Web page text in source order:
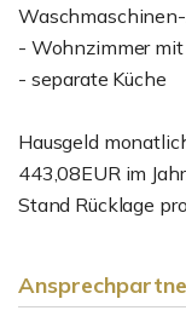
- Wohnzimmer
- separate Küche
Hausgeld
443,08EUR im
Stand Rücklage